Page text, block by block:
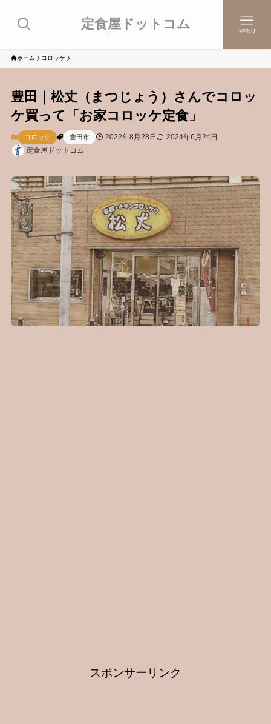
定食屋ドットコム MENU
ホーム コロッケ
豊田｜松丈（まつじょう）さんでコロッ
ケ買って「お家コロッケ定食」
コロッケ 豊田市 2022年8月28日
2024年6月24日
定食屋ドットコム
スポンサーリンク